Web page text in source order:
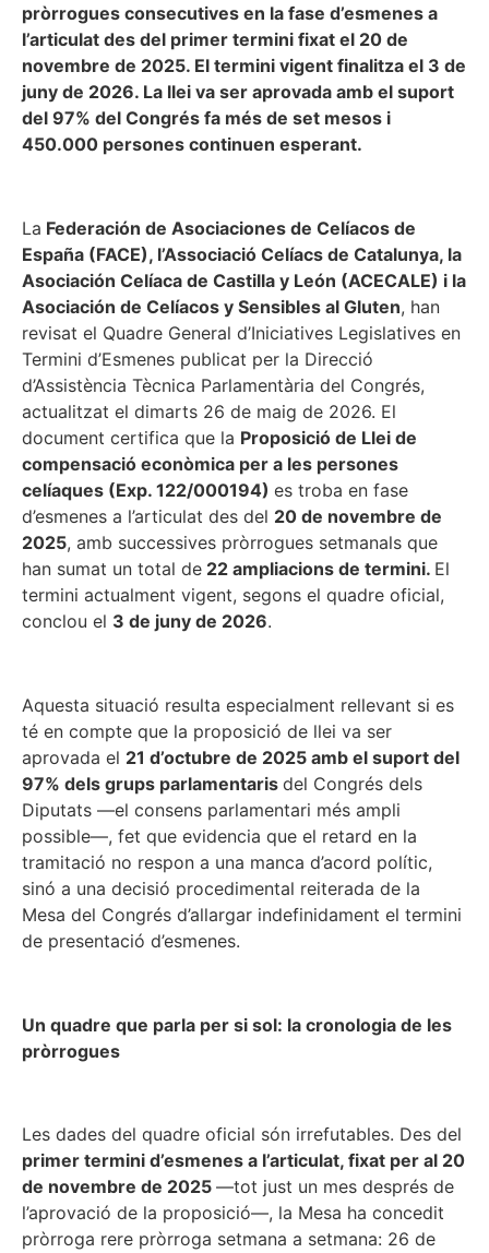
pròrrogues consecutives en la fase d’esmenes a
l’articulat des del primer termini fixat el 20 de
novembre de 2025. El termini vigent finalitza el 3 de
juny de 2026. La llei va ser aprovada amb el suport
del 97% del Congrés fa més de set mesos i
450.000 persones continuen esperant.
La Federación de Asociaciones de Celíacos de
España (FACE), l’Associació Celíacs de Catalunya, la
Asociación Celíaca de Castilla y León (ACECALE) i la
Asociación de Celíacos y Sensibles al Gluten, han
revisat el Quadre General d’Iniciatives Legislatives en
Termini d’Esmenes publicat per la Direcció
d’Assistència Tècnica Parlamentària del Congrés,
actualitzat el dimarts 26 de maig de 2026. El
document certifica que la Proposició de Llei de
compensació econòmica per a les persones
celíaques (Exp. 122/000194) es troba en fase
d’esmenes a l’articulat des del 20 de novembre de
2025, amb successives pròrrogues setmanals que
han sumat un total de 22 ampliacions de termini. El
termini actualment vigent, segons el quadre oficial,
conclou el 3 de juny de 2026.
Aquesta situació resulta especialment rellevant si es
té en compte que la proposició de llei va ser
aprovada el 21 d’octubre de 2025 amb el suport del
97% dels grups parlamentaris del Congrés dels
Diputats —el consens parlamentari més ampli
possible—, fet que evidencia que el retard en la
tramitació no respon a una manca d’acord polític,
sinó a una decisió procedimental reiterada de la
Mesa del Congrés d’allargar indefinidament el termini
de presentació d’esmenes.
Un quadre que parla per si sol: la cronologia de les
pròrrogues
Les dades del quadre oficial són irrefutables. Des del
primer termini d’esmenes a l’articulat, fixat per al 20
de novembre de 2025 —tot just un mes després de
l’aprovació de la proposició—, la Mesa ha concedit
pròrroga rere pròrroga setmana a setmana: 26 de